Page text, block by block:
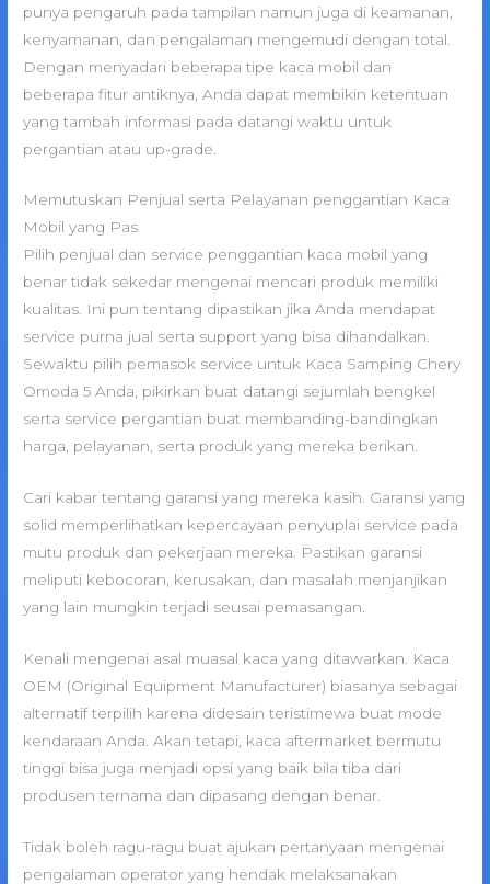
punya pengaruh pada tampilan namun juga di keamanan,
kenyamanan, dan pengalaman mengemudi dengan total.
Dengan menyadari beberapa tipe kaca mobil dan
beberapa fitur antiknya, Anda dapat membikin ketentuan
yang tambah informasi pada datangi waktu untuk
pergantian atau up-grade.
Memutuskan Penjual serta Pelayanan penggantian Kaca
Mobil yang Pas
Pilih penjual dan service penggantian kaca mobil yang
benar tidak sekedar mengenai mencari produk memiliki
kualitas. Ini pun tentang dipastikan jika Anda mendapat
service purna jual serta support yang bisa dihandalkan.
Sewaktu pilih pemasok service untuk Kaca Samping Chery
Omoda 5 Anda, pikirkan buat datangi sejumlah bengkel
serta service pergantian buat membanding-bandingkan
harga, pelayanan, serta produk yang mereka berikan.
Cari kabar tentang garansi yang mereka kasih. Garansi yang
solid memperlihatkan kepercayaan penyuplai service pada
mutu produk dan pekerjaan mereka. Pastikan garansi
meliputi kebocoran, kerusakan, dan masalah menjanjikan
yang lain mungkin terjadi seusai pemasangan.
Kenali mengenai asal muasal kaca yang ditawarkan. Kaca
OEM (Original Equipment Manufacturer) biasanya sebagai
alternatif terpilih karena didesain teristimewa buat mode
kendaraan Anda. Akan tetapi, kaca aftermarket bermutu
tinggi bisa juga menjadi opsi yang baik bila tiba dari
produsen ternama dan dipasang dengan benar.
Tidak boleh ragu-ragu buat ajukan pertanyaan mengenai
pengalaman operator yang hendak melaksanakan